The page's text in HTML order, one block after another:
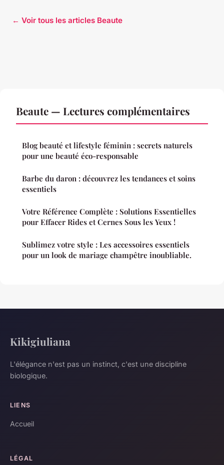
← Voir tous les articles Beaute
Beaute — Lectures complémentaires
Blog beauté et lifestyle féminin : secrets naturels
pour une beauté éco-responsable
Barbe du daron : découvrez les tendances et soins
essentiels
Votre Référence Complète : Solutions Essentielles
pour Effacer Rides et Cernes Sous les Yeux !
Sublimez votre style : Les accessoires essentiels
pour un look de mariage champêtre inoubliable.
Kikigiuliana
L'élégance n'est pas un instinct, c'est une discipline
biologique.
LIENS
Accueil
LÉGAL